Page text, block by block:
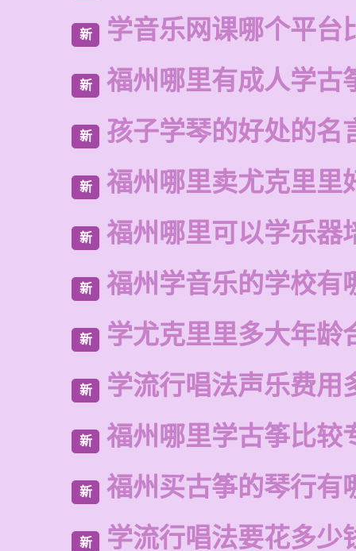
新 学音乐网课哪个平台
新 福州哪里有成人学古
新 孩子学琴的好处的名
新 福州哪里卖尤克里里
新 福州哪里可以学乐器
新 福州学音乐的学校有
新 学尤克里里多大年龄
新 学流行唱法声乐费用
新 福州哪里学古筝比较
新 福州买古筝的琴行有
新 学流行唱法要花多少